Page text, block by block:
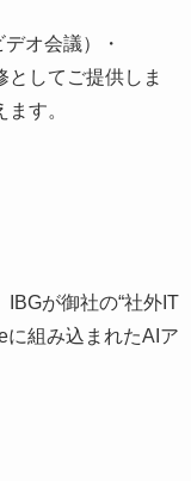
オ会議）・
してご提供しま
す。
が御社の“社外IT
に組み込まれたAIア